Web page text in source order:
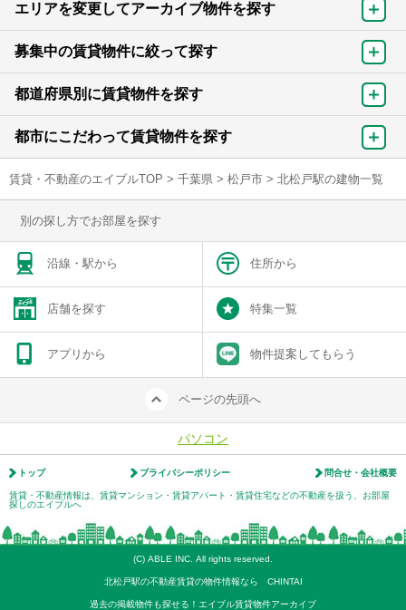
エリアを変更してアーカイブ物件を探す
募集中の賃貸物件に絞って探す
都道府県別に賃貸物件を探す
都市にこだわって賃貸物件を探す
賃貸・不動産のエイブルTOP > 千葉県 > 松戸市 > 北松戸駅の建物一覧
別の探し方でお部屋を探す
沿線・駅から 住所から
店舗を探す 特集一覧
アプリから 物件提案してもらう
ページの先頭へ
パソコン
トップ プライバシーポリシー 問合せ・会社概要
賃貸・不動産情報は、賃貸マンション・賃貸アパート・賃貸住宅などの不動産を扱う、お部屋
探しのエイブルへ
(C) ABLE INC. All rights reserved.
北松戸駅の不動産賃貸の物件情報なら CHINTAI
過去の掲載物件も探せる！エイブル賃貸物件アーカイブ